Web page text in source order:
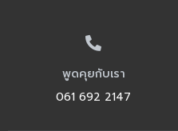
พูดคุยกับเรา
061 692 2147